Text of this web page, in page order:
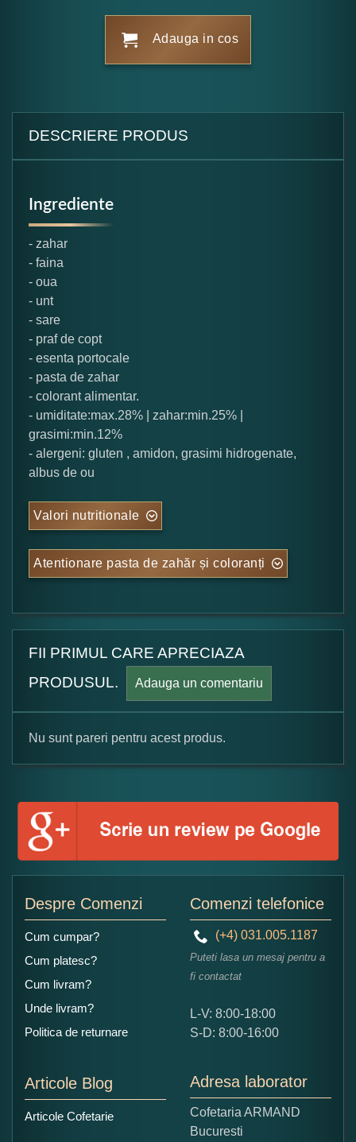
Adauga in cos
DESCRIERE PRODUS
Ingrediente
- zahar
- faina
- oua
- unt
- sare
- praf de copt
- esenta portocale
- pasta de zahar
- colorant alimentar.
- umiditate:max.28% | zahar:min.25% |
grasimi:min.12%
- alergeni: gluten , amidon, grasimi hidrogenate,
albus de ou
Valori nutritionale
Atentionare pasta de zahăr și coloranți
FII PRIMUL CARE APRECIAZA
PRODUSUL.
Adauga un comentariu
Formular pareri client
Numele dumneavoastra:
Ce nota acordati acestui produs?
5
Copiati alaturi numarul din imagine:
Nu sunt pareri pentru acest produs.
Despre Comenzi
Cum cumpar?
Cum platesc?
Cum livram?
Unde livram?
Politica de returnare
Articole Blog
Articole Cofetarie
Comenzi telefonice
(+4) 031.005.1187
Puteti lasa un mesaj pentru a
fi contactat
L-V: 8:00-18:00
S-D: 8:00-16:00
Adresa laborator
Cofetaria ARMAND
Bucuresti